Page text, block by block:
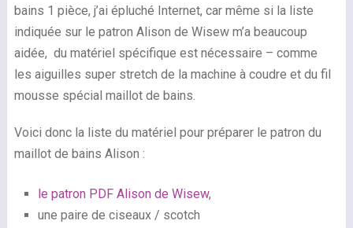
bains 1 pièce, j’ai épluché Internet, car même si la liste
indiquée sur le patron Alison de Wisew m’a beaucoup
aidée, du matériel spécifique est nécessaire – comme
les aiguilles super stretch de la machine à coudre et du fil
mousse spécial maillot de bains.
Voici donc la liste du matériel pour préparer le patron du
maillot de bains Alison :
le patron PDF Alison de Wisew,
une paire de ciseaux / scotch